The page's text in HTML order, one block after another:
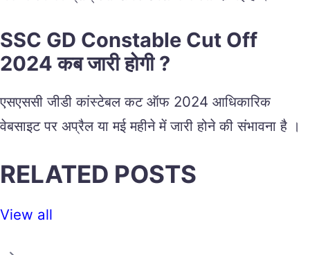
SSC GD Constable Cut Off
2024 कब जारी होगी ?
एसएससी जीडी कांस्टेबल कट ऑफ 2024 आधिकारिक
वेबसाइट पर अप्रैल या मई महीने में जारी होने की संभावना है ।
RELATED POSTS
View all